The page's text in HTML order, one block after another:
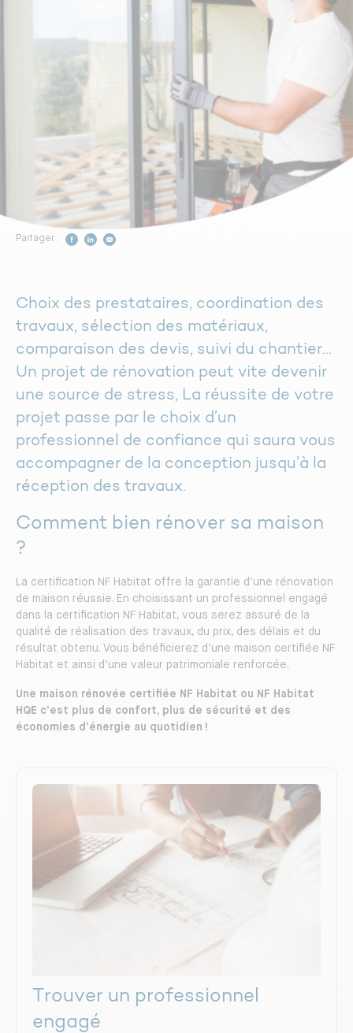
Partager :
Choix des prestataires, coordination des
travaux, sélection des matériaux,
comparaison des devis, suivi du chantier…
Un projet de rénovation peut vite devenir
une source de stress, La réussite de votre
projet passe par le choix d’un
professionnel de confiance qui saura vous
accompagner de la conception jusqu’à la
réception des travaux.
Comment bien rénover sa maison
?
La certification NF Habitat offre la garantie d’une rénovation
de maison réussie. En choisissant un professionnel engagé
dans la certification NF Habitat, vous serez assuré de la
qualité de réalisation des travaux, du prix, des délais et du
résultat obtenu. Vous bénéficierez d’une maison certifiée NF
Habitat et ainsi d’une valeur patrimoniale renforcée.
Une maison rénovée certifiée NF Habitat ou NF Habitat
HQE c’est plus de confort, plus de sécurité et des
économies d’énergie au quotidien !
Trouver un professionnel
engagé
Vivez dans un logement sain
Vivez dans un logement plus
fonctionnel
Respectez davantage
l’environnement
Préférez un professionnel reconnu
Construire votre maison